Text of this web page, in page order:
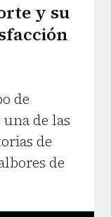
y su
de
de las
de
de